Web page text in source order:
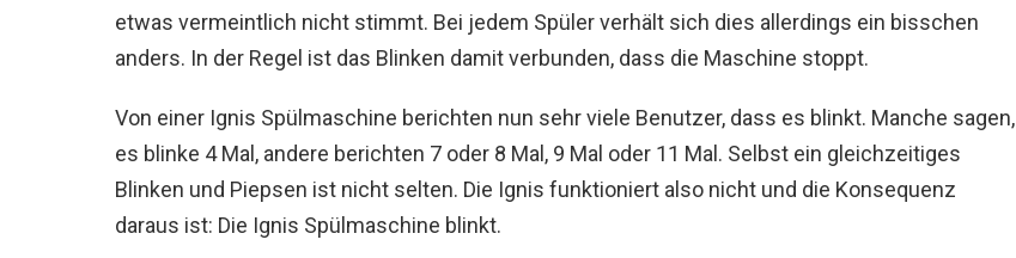
etwas vermeintlich nicht stimmt. Bei jedem Spüler verhält sich dies allerdings ein bisschen
anders. In der Regel ist das Blinken damit verbunden, dass die Maschine stoppt.
Von einer Ignis Spülmaschine berichten nun sehr viele Benutzer, dass es blinkt. Manche sagen,
es blinke 4 Mal, andere berichten 7 oder 8 Mal, 9 Mal oder 11 Mal. Selbst ein gleichzeitiges
Blinken und Piepsen ist nicht selten. Die Ignis funktioniert also nicht und die Konsequenz
daraus ist: Die Ignis Spülmaschine blinkt.